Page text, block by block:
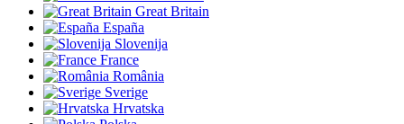
Great Britain
España
Slovenija
France
România
Sverige
Hrvatska